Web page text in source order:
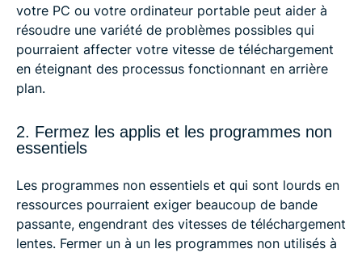
votre PC ou votre ordinateur portable peut aider à
résoudre une variété de problèmes possibles qui
pourraient affecter votre vitesse de téléchargement
en éteignant des processus fonctionnant en arrière
plan.
2. Fermez les applis et les programmes non
essentiels
Les programmes non essentiels et qui sont lourds en
ressources pourraient exiger beaucoup de bande
passante, engendrant des vitesses de téléchargement
lentes. Fermer un à un les programmes non utilisés à